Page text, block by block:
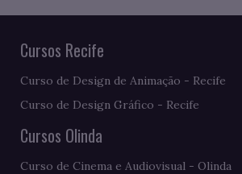
Cursos Recife
Curso de Design de Animação - Recife
Curso de Design Gráfico - Recife
Cursos Olinda
Curso de Cinema e Audiovisual - Olinda